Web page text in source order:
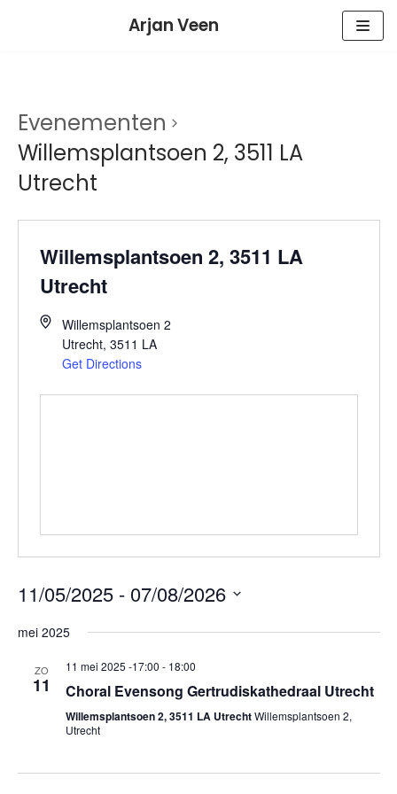
Arjan Veen
Evenementen
Willemsplantsoen 2, 3511 LA
Utrecht
Willemsplantsoen 2, 3511 LA
Utrecht
Willemsplantsoen 2
Utrecht, 3511 LA
Get Directions
11/05/2025 - 07/08/2026
een
mei 2025
ZO
11
11 mei 2025 -17:00 - 18:00
Choral Evensong Gertrudiskathedraal Utrecht
Willemsplantsoen 2, 3511 LA UtrechtWillemsplantsoen 2,
Utrecht